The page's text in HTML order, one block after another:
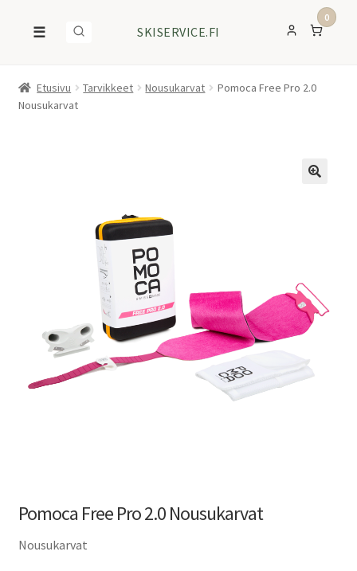
☰ SKISERVICE.FI
0
Etusivu Tarvikkeet Nousukarvat
Pomoca Free Pro 2.0
Nousukarvat
Pomoca Free Pro 2.0 Nousukarvat
Nousukarvat